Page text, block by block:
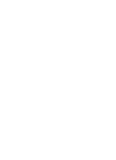
ーディーで非常
も受け付けて
来ます。 かな